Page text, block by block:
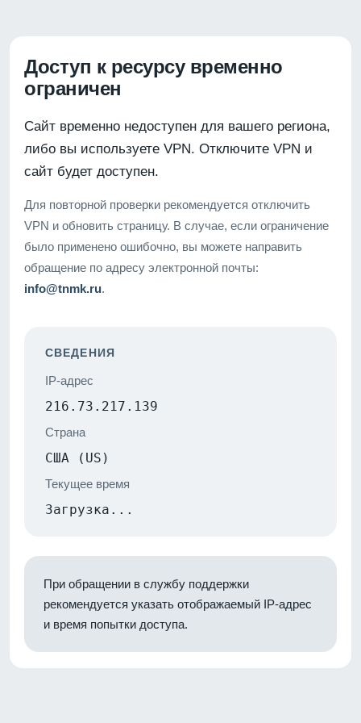
Доступ к ресурсу временно
ограничен
Сайт временно недоступен для вашего региона,
либо вы используете VPN. Отключите VPN и
сайт будет доступен.
Для повторной проверки рекомендуется отключить
VPN и обновить страницу. В случае, если ограничение
было применено ошибочно, вы можете направить
обращение по адресу электронной почты:
info@tnmk.ru.
СВЕДЕНИЯ
IP-адрес
216.73.217.139
Страна
США (US)
Текущее время
Загрузка...
При обращении в службу поддержки
рекомендуется указать отображаемый IP-адрес
и время попытки доступа.